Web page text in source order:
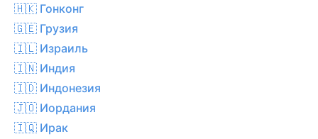
🇭🇰 Гонконг
🇬🇪 Грузия
🇮🇱 Израиль
🇮🇳 Индия
🇮🇩 Индонезия
🇯🇴 Иордания
🇮🇶 Ирак